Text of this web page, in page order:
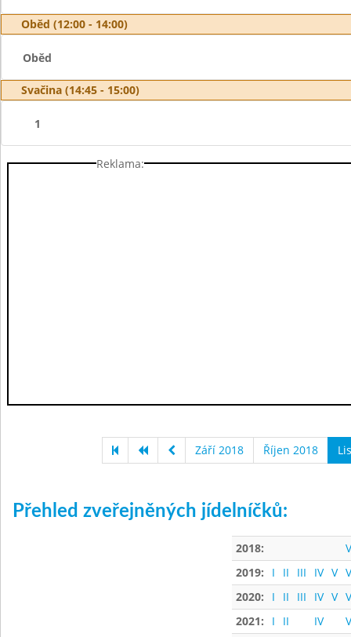
Oběd (12:00 - 14:00)
Oběd
Svačina (14:45 - 15:00)
1
Reklama:
Září 2018 Říjen 2018
Přehled zveřejněných jídelníčků:
2018:
2019:
I II III IV V
2020:
I II III IV V
2021:
I II IV